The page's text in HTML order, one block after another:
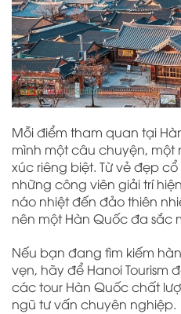
Mỗi điểm tham quan tại
mình một câu chuyện,
xúc riêng biệt. Từ vẻ đẹp
những công viên giải trí
náo nhiệt đến đảo thiên
nên một Hàn Quốc đa sắc
Nếu bạn đang tìm kiếm
vẹn, hãy để Hanoi Tourism
các tour Hàn Quốc chất
ngũ tư vấn chuyên nghiệp.